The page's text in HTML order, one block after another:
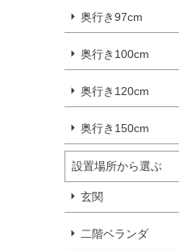
奥行き97cm
奥行き100cm
奥行き120cm
奥行き150cm
設置場所から選ぶ
玄関
二階ベランダ